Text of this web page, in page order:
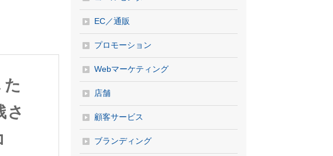
さ
EC／通販
プロモーション
Webマーケティング
店舗
顧客サービス
ブランディング